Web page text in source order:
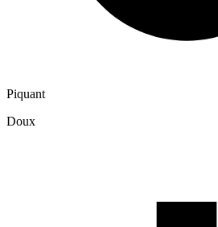
Piquant
Doux